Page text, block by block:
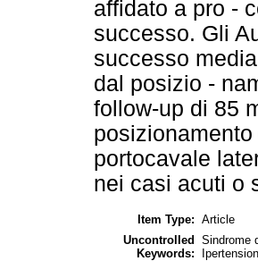
affidato a pro -
successo. Gli
successo
dal posizio -
follow-up di 85
portocavale
nei casi acuti o
Item Type: Article
Uncontrolled
Keywords:
Sindrome